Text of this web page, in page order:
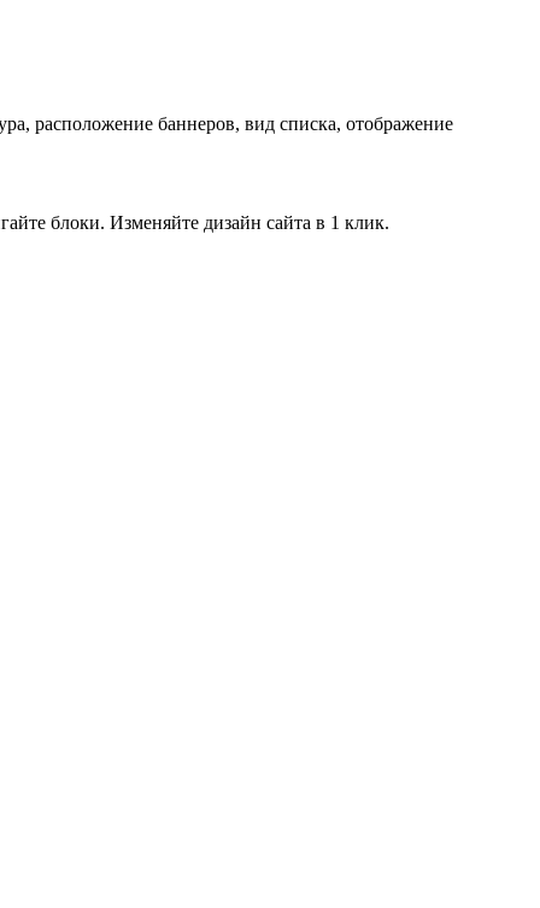
расположение баннеров, вид списка, отображение
блоки. Изменяйте дизайн сайта в 1 клик.